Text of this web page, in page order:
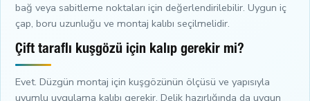
bağ veya sabitleme noktaları için değerlendirilebilir. Uygun iç
çap, boru uzunluğu ve montaj kalıbı seçilmelidir.
Çift taraflı kuşgözü için kalıp gerekir mi?
Evet. Düzgün montaj için kuşgözünün ölçüsü ve yapısıyla
uyumlu uygulama kalıbı gerekir. Delik hazırlığında da uygun